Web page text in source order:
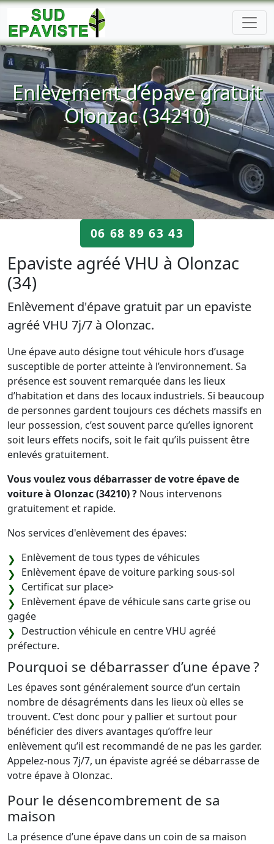
Enlèvement d’épave gratuit
Olonzac (34210)
06 68 89 63 43
Epaviste agréé VHU à Olonzac
(34)
Enlèvement d'épave gratuit par un epaviste
agréé VHU 7j/7 à Olonzac.
Une épave auto désigne tout véhicule hors d’usage
susceptible de porter atteinte à l’environnement. Sa
présence est souvent remarquée dans les lieux
d’habitation et dans des locaux industriels. Si beaucoup
de personnes gardent toujours ces déchets massifs en
leur possession, c’est souvent parce qu’elles ignorent
soit leurs effets nocifs, soit le fait qu’ils puissent être
enlevés gratuitement.
Vous voulez vous débarrasser de votre épave de
voiture à Olonzac (34210) ? Nous intervenons
gratuitement et rapide.
Nos services d'enlèvement des épaves:
Enlèvement de tous types de véhicules
Enlèvement épave de voiture parking sous-sol
Certificat sur place>
Enlèvement épave de véhicule sans carte grise ou
gagée
Destruction véhicule en centre VHU agréé
préfecture.
Pourquoi se débarrasser d’une épave ?
Les épaves sont généralement source d’un certain
nombre de désagréments dans les lieux où elles se
trouvent. C’est donc pour y pallier et surtout pour
bénéficier des divers avantages qu’offre leur
enlèvement qu’il est recommandé de ne pas les garder.
Appelez-nous 7j/7, un épaviste agréé se débarrasse de
votre épave à Olonzac.
Pour le désencombrement de sa
maison
La présence d’une épave dans un coin de sa maison